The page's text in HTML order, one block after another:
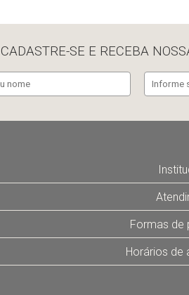
CADASTRE-SE E RECEBA
Formas de
Horários de